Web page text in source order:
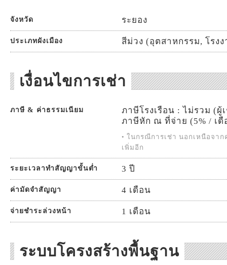
จังหวัด ระยอง
ประเภทผังเมือง สีม่วง (อุตสาหกรรม, โรง
เงื่อนไขการเช่า
ภาษี & ค่าธรรมเนียม
ภาษีโรงเรือน : ไม่รวม (ผู้
ภาษีหัก ณ ที่จ่าย (5% / เ
• ในกรณีการเช่า นอกเหนือจา
เพิ่มอีก
ระยะเวลาทำสัญญาขั้นต่ำ 3 ปี
ค่ามัดจำสัญญา 4 เดือน
จ่ายชำระล่วงหน้า 1 เดือน
ระบบโครงสร้างพื้นฐาน